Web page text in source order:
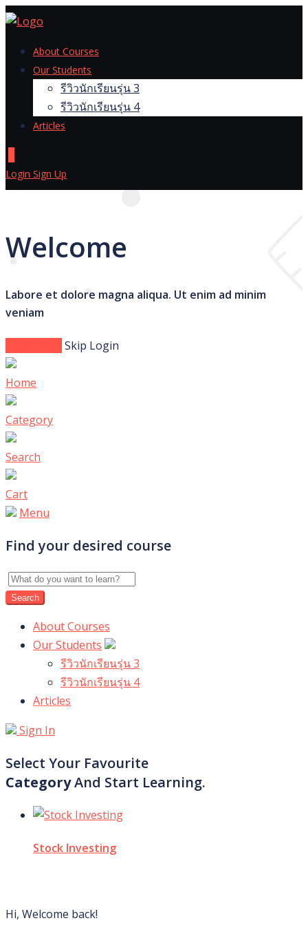
Skip
contentAbout Courses
Our Students
รีวิวนักเรียนรุ่น 3
รีวิวนักเรียนรุ่น 4
Articles
Login Sign Up
Welcome
Labore et dolore magna aliqua. Ut enim ad minim
veniam
Skip Login
Home
Category
Search
Cart
Menu
Find your desired course
About Courses
Our Students
รีวิวนักเรียนรุ่น 3
รีวิวนักเรียนรุ่น 4
Articles
Sign In
Select Your Favourite
CategoryAnd Start Learning.
Stock Investing
Hi, Welcome back!